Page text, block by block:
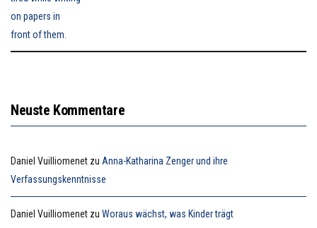
Neuste Kommentare
Daniel Vuilliomenet zu Anna-Katharina Zenger und ihre
Verfassungskenntnisse
Daniel Vuilliomenet zu Woraus wächst, was Kinder trägt